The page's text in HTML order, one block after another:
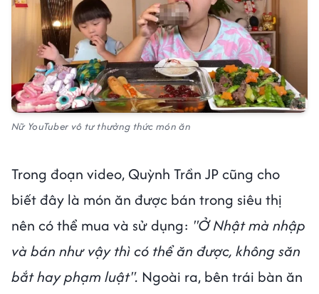
Nữ YouTuber vô tư thưởng thức món ăn
Trong đoạn video, Quỳnh Trần JP cũng cho
biết đây là món ăn được bán trong siêu thị
nên có thể mua và sử dụng: "Ở Nhật mà nhập
và bán như vậy thì có thể ăn được, không săn
bắt hay phạm luật". Ngoài ra, bên trái bàn ăn